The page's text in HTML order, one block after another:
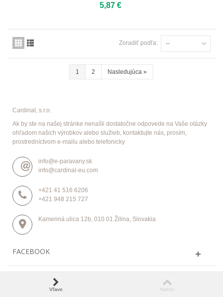
5,87 €
Zoradiť podľa: --
1 2 Nasledujúca »
Cardinal, s.r.o.
Ak by ste na našej stránke nenašli dostatočne odpovede na Vaše otázky
ohľadom našich výrobkov alebo služieb, kontaktujte nás, prosím,
prostredníctvom e-mailu alebo telefonicky
info@e-paravany.sk
info@cardinal-eu.com
+421 41 516 6206
+421 948 215 727
Kamenná ulica 12b, 010 01 Žilina, Slovakia
FACEBOOK
Odstúpenie od zmluvy
Od zmluvy uzavretej online môžete pohodlne odstúpiť online.
Vľavo Nahor